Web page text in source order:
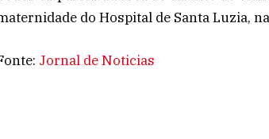
do Hospital de Santa Luzia,
Jornal de Noticias